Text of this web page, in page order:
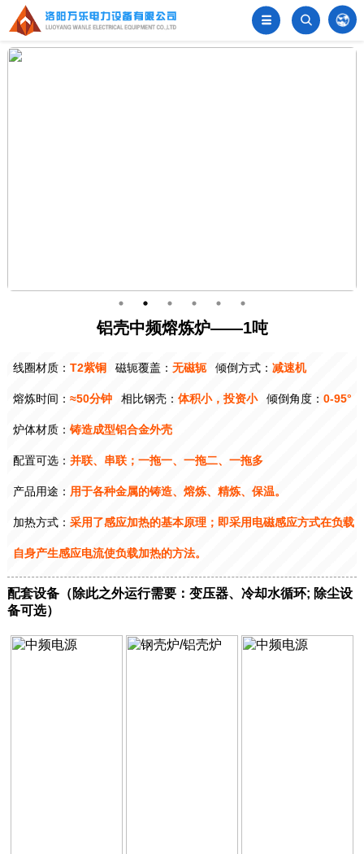
󦂺


铝壳中频熔炼炉——1吨
线圈材质： T2紫铜 磁轭覆盖： 无磁轭 倾倒方式： 减速机
熔炼时间： ≈50分钟 相比钢壳： 体积小，投资小 倾倒角度： 0-95°
炉体材质： 铸造成型铝合金外壳
配置可选： 并联、串联；一拖一、一拖二、一拖多
产品用途： 用于各种金属的铸造、熔炼、精炼、保温。
加热方式： 采用了感应加热的基本原理；即采用电磁感应方式在负载
自身产生感应电流使负载加热的方法。
配套设备（除此之外运行需要：变压器、冷却水循环; 除尘设
备可选）